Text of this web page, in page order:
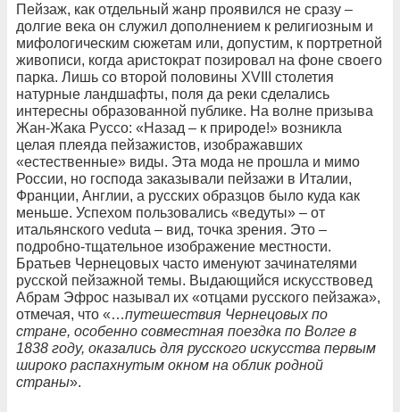
Пейзаж, как отдельный жанр проявился не сразу –
долгие века он служил дополнением к религиозным и
мифологическим сюжетам или, допустим, к портретной
живописи, когда аристократ позировал на фоне своего
парка. Лишь со второй половины XVIII столетия
натурные ландшафты, поля да реки сделались
интересны образованной публике. На волне призыва
Жан-Жака Руссо: «Назад – к природе!» возникла
целая плеяда пейзажистов, изображавших
«естественные» виды. Эта мода не прошла и мимо
России, но господа заказывали пейзажи в Италии,
Франции, Англии, а русских образцов было куда как
меньше. Успехом пользовались «ведуты» – от
итальянского veduta – вид, точка зрения. Это –
подробно-тщательное изображение местности.
Братьев Чернецовых часто именуют зачинателями
русской пейзажной темы. Выдающийся искусствовед
Абрам Эфрос называл их «отцами русского пейзажа»,
отмечая, что «…путешествия Чернецовых по
стране, особенно совместная поездка по Волге в
1838 году, оказались для русского искусства первым
широко распахнутым окном на облик родной
страны».